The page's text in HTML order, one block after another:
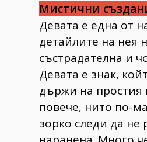
Мистични
Девата е една от
детайлите на нея
състрадателна и
Девата е знак,
държи на простия
повече, нито по-
зорко следи да не